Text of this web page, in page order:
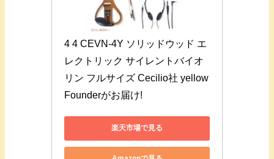
4 4 CEVN-4Y ソリッドウッド エ
レクトリック サイレントバイオ
リン フルサイズ Cecilio社 yellow
Founderがお届け!
楽天市場で見る